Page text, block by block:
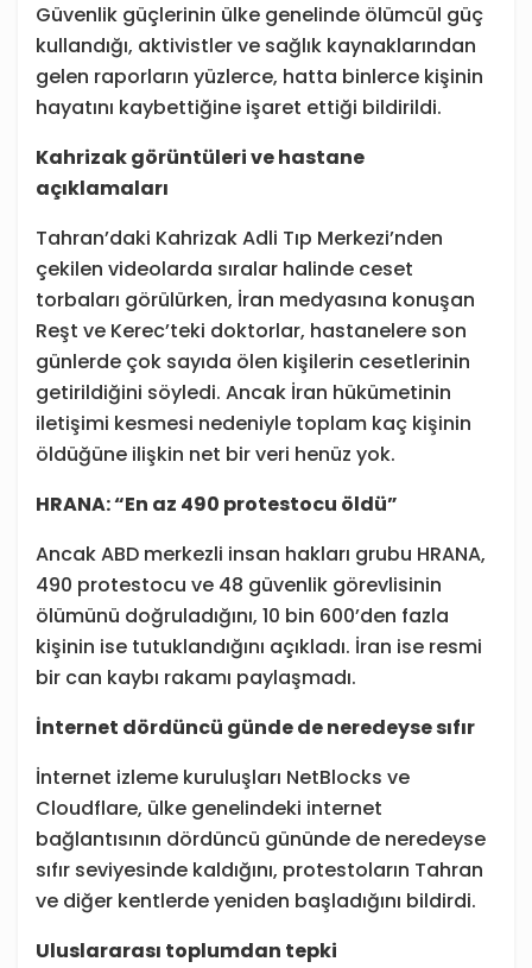
Güvenlik güçlerinin ülke genelinde ölümcül güç
kullandığı, aktivistler ve sağlık kaynaklarından
gelen raporların yüzlerce, hatta binlerce kişinin
hayatını kaybettiğine işaret ettiği bildirildi.
Kahrizak görüntüleri ve hastane
açıklamaları
Tahran’daki Kahrizak Adli Tıp Merkezi’nden
çekilen videolarda sıralar halinde ceset
torbaları görülürken, İran medyasına konuşan
Reşt ve Kerec’teki doktorlar, hastanelere son
günlerde çok sayıda ölen kişilerin cesetlerinin
getirildiğini söyledi. Ancak İran hükümetinin
iletişimi kesmesi nedeniyle toplam kaç kişinin
öldüğüne ilişkin net bir veri henüz yok.
HRANA: “En az 490 protestocu öldü”
Ancak ABD merkezli insan hakları grubu HRANA,
490 protestocu ve 48 güvenlik görevlisinin
ölümünü doğruladığını, 10 bin 600’den fazla
kişinin ise tutuklandığını açıkladı. İran ise resmi
bir can kaybı rakamı paylaşmadı.
İnternet dördüncü günde de neredeyse sıfır
İnternet izleme kuruluşları NetBlocks ve
Cloudflare, ülke genelindeki internet
bağlantısının dördüncü gününde de neredeyse
sıfır seviyesinde kaldığını, protestoların Tahran
ve diğer kentlerde yeniden başladığını bildirdi.
Uluslararası toplumdan tepki